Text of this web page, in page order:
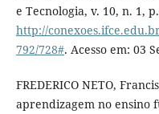
e Tecnologia, v. 10, n. 1,
http://
792/728#. Acesso em: 03
FREDERICO NETO,
aprendizagem no ensino